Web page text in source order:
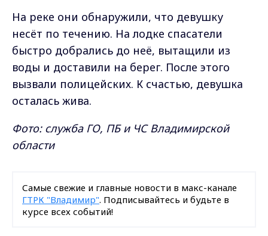
На реке они обнаружили, что девушку
несёт по течению. На лодке спасатели
быстро добрались до неё, вытащили из
воды и доставили на берег. После этого
вызвали полицейских. К счастью, девушка
осталась жива.
Фото: служба ГО, ПБ и ЧС Владимирской
области
Самые свежие и главные новости в макс-канале
ГТРК "Владимир". Подписывайтесь и будьте в
курсе всех событий!